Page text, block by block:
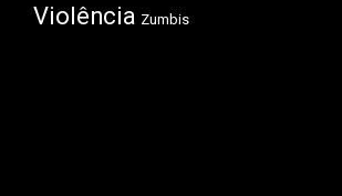
Violência Zumbis